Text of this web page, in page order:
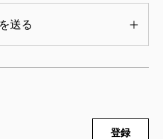
とを渡辺さんはすすめ
思ったら正反対だった。
送る
登録